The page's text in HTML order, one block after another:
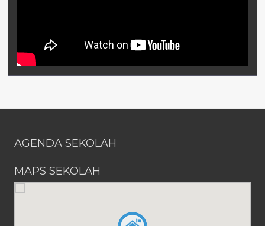
AGENDA SEKOLAH
MAPS SEKOLAH